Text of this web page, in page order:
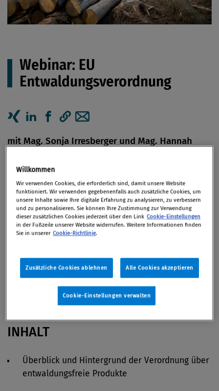
Webinar: EU
Entwaldungsverordnung
mit Mag. Sonja Irresberger und Mag. Hannah
21. Oktober 2024 / online
Die EU-Entwaldungsverordnung
(EUDR)
österreichische Unternehmen ab 30.12.2024.
INHALT
Überblick und Hintergrund der Verordnung über
entwaldungsfreie Produkte
Willkommen
Wir verwenden Cookies, die erforderlich sind, damit unsere Website
funktioniert. Wir verwenden gegebenenfalls auch zusätzliche Cookies, um
unsere Inhalte sowie Ihre digitale Erfahrung zu analysieren, zu verbessern
und zu personalisieren. Sie können Ihre Zustimmung zur Verwendung
dieser zusätzlichen Cookies jederzeit über den Link Cookie-Einstellungen
in der Fußzeile unserer Website widerrufen. Weitere Informationen finden
Sie in unserer Cookie-Richtlinie.
Zusätzliche Cookies ablehnen Alle Cookies akzeptieren
Cookie-Einstellungen verwalten